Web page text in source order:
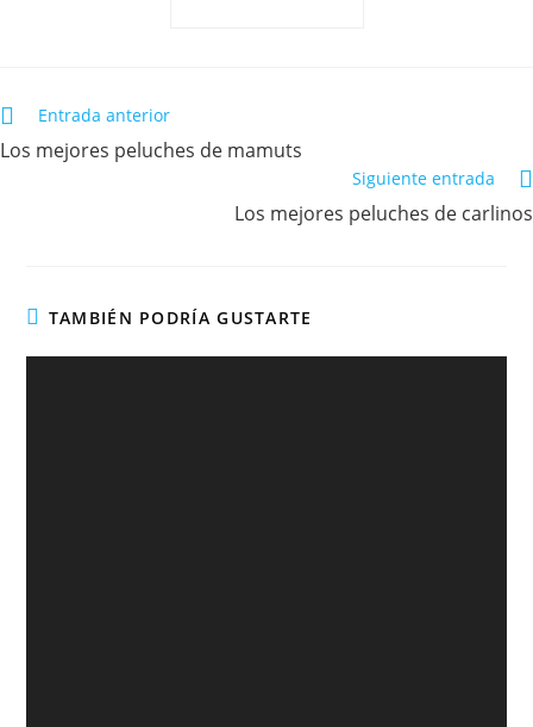
Entrada anterior
Los mejores peluches de mamuts
Siguiente entrada
Los mejores peluches de carlinos
TAMBIÉN PODRÍA GUSTARTE